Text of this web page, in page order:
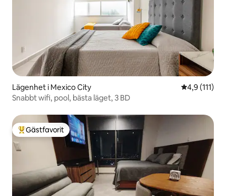
Lägenhet i Mexico City 4,9 av 5 i
4,9 (111)
Snabbt wifi, pool, bästa läget, 3 BD
Populär gästfavorit
Gästfavorit